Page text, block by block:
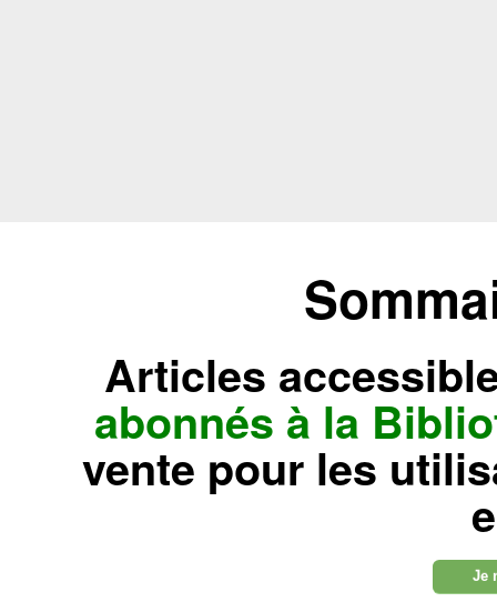
Articles
abonnés à la
vente pour les
Je